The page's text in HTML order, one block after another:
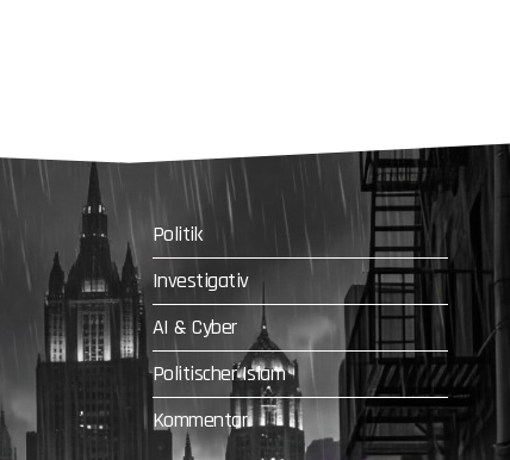
Politik
Investigativ
AI & Cyber
Politischer Islam
Kommentar